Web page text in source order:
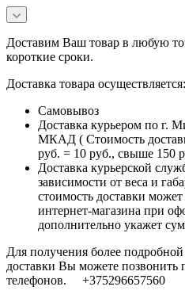
Доставим Ваш товар в любую
короткие сроки.
Доставка товара осуществляется:
Самовывоз
Доставка курьером по г.
МКАД ( Стоимость
руб. = 10 руб., свыше 150
Доставка курьерской
зависимости от веса и
стоимость доставки
интернет-магазина при
дополнительно укажет
Для получения более
доставки Вы можете позвонить
телефонов. +375296657560